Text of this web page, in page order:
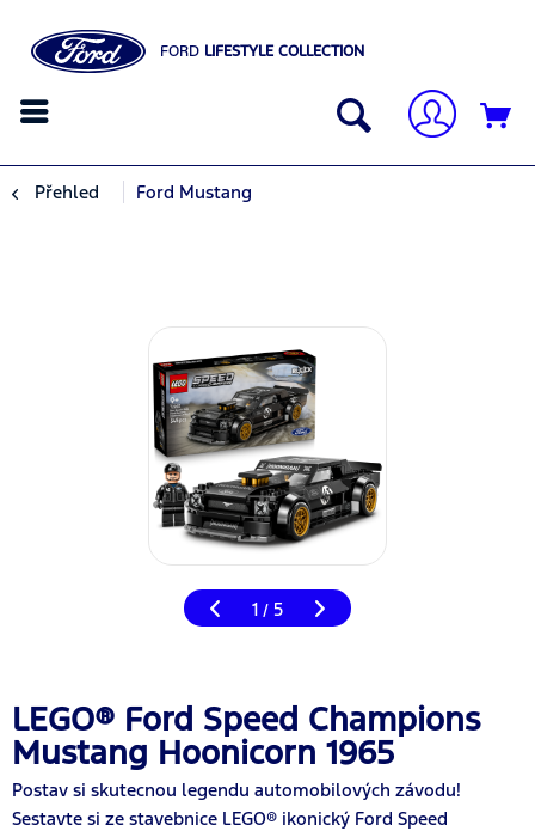
FORD LIFESTYLE COLLECTION
Přehled Ford Mustang
1 / 5
LEGO® Ford Speed Champions
Mustang Hoonicorn 1965
Postav si skutecnou legendu automobilových závodu!
Sestavte si ze stavebnice LEGO® ikonický Ford Speed